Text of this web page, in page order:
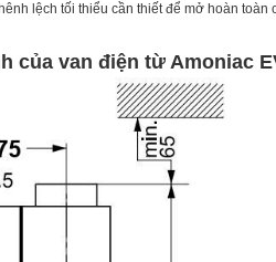
lệch tối thiểu cần thiết để mở hoàn toàn
của van điện từ Amoniac